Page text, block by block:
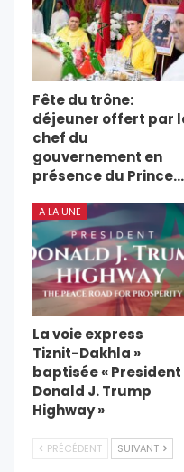
Fête du trône:
déjeuner offert par
chef du
gouvernement en
présence du Prince…
A LA UNE
La voie express
Tiznit-Dakhla »
baptisée « President
Donald J. Trump
Highway »
PRÉCÉDENT SUIVANT